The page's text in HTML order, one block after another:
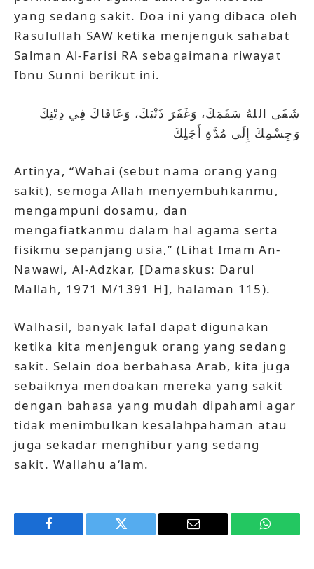
yang sedang sakit. Doa ini yang dibaca oleh
Rasulullah SAW ketika menjenguk sahabat
Salman Al-Farisi RA sebagaimana riwayat
Ibnu Sunni berikut ini.
شَفَى اللهُ سَقَمَكَ، وَغَفَرَ ذَنْبَكَ، وَعَافَاكَ فِي دِيْنِكَ
وَجِسْمِكَ إِلَى مُدَّةِ أَجَلِكَ
Artinya, “Wahai (sebut nama orang yang
sakit), semoga Allah menyembuhkanmu,
mengampuni dosamu, dan
mengafiatkanmu dalam hal agama serta
fisikmu sepanjang usia,” (Lihat Imam An-
Nawawi, Al-Adzkar, [Damaskus: Darul
Mallah, 1971 M/1391 H], halaman 115).
Walhasil, banyak lafal dapat digunakan
ketika kita menjenguk orang yang sedang
sakit. Selain doa berbahasa Arab, kita juga
sebaiknya mendoakan mereka yang sakit
dengan bahasa yang mudah dipahami agar
tidak menimbulkan kesalahpahaman atau
juga sekadar menghibur yang sedang
sakit. Wallahu a‘lam.
Facebook Twitter Email